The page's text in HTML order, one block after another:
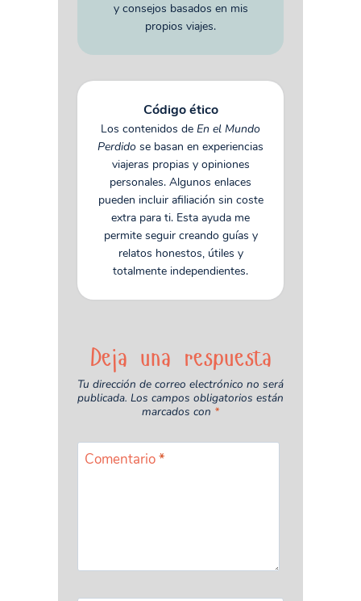
y consejos basados en mis
propios viajes.
Código ético
Los contenidos de En el Mundo
Perdido se basan en experiencias
viajeras propias y opiniones
personales. Algunos enlaces
pueden incluir afiliación sin coste
extra para ti. Esta ayuda me
permite seguir creando guías y
relatos honestos, útiles y
totalmente independientes.
Deja una respuesta
Tu dirección de correo electrónico no será
publicada. Los campos obligatorios están
marcados con *
Comentario*